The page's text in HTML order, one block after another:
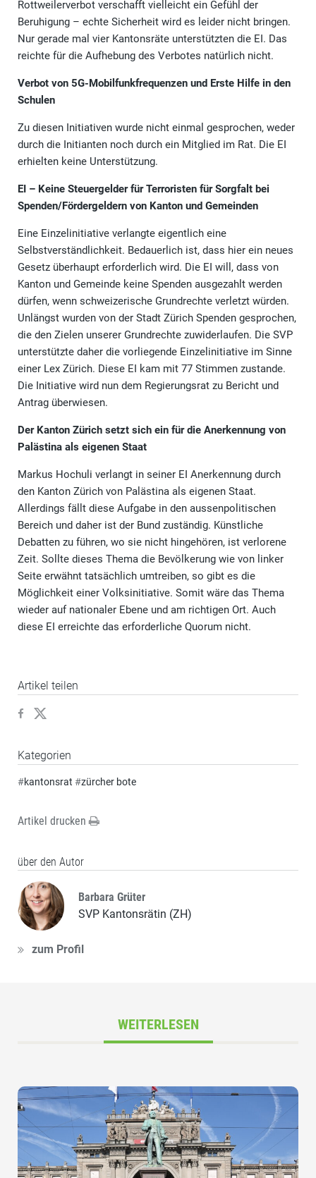
Rottweilerverbot verschafft vielleicht ein Gefühl der
Beruhigung – echte Sicherheit wird es leider nicht bringen.
Nur gerade mal vier Kantonsräte unterstützten die EI. Das
reichte für die Aufhebung des Verbotes natürlich nicht.
Verbot von 5G-Mobilfunkfrequenzen und Erste Hilfe in den
Schulen
Zu diesen Initiativen wurde nicht einmal gesprochen, weder
durch die Initianten noch durch ein Mitglied im Rat. Die EI
erhielten keine Unterstützung.
EI – Keine Steuergelder für Terroristen für Sorgfalt bei
Spenden/Fördergeldern von Kanton und Gemeinden
Eine Einzelinitiative verlangte eigentlich eine
Selbstverständlichkeit. Bedauerlich ist, dass hier ein neues
Gesetz überhaupt erforderlich wird. Die EI will, dass von
Kanton und Gemeinde keine Spenden ausgezahlt werden
dürfen, wenn schweizerische Grundrechte verletzt würden.
Unlängst wurden von der Stadt Zürich Spenden gesprochen,
die den Zielen unserer Grundrechte zuwiderlaufen. Die SVP
unterstützte daher die vorliegende Einzelinitiative im Sinne
einer Lex Zürich. Diese EI kam mit 77 Stimmen zustande.
Die Initiative wird nun dem Regierungsrat zu Bericht und
Antrag überwiesen.
Der Kanton Zürich setzt sich ein für die Anerkennung von
Palästina als eigenen Staat
Markus Hochuli verlangt in seiner EI Anerkennung durch
den Kanton Zürich von Palästina als eigenen Staat.
Allerdings fällt diese Aufgabe in den aussenpolitischen
Bereich und daher ist der Bund zuständig. Künstliche
Debatten zu führen, wo sie nicht hingehören, ist verlorene
Zeit. Sollte dieses Thema die Bevölkerung wie von linker
Seite erwähnt tatsächlich umtreiben, so gibt es die
Möglichkeit einer Volksinitiative. Somit wäre das Thema
wieder auf nationaler Ebene und am richtigen Ort. Auch
diese EI erreichte das erforderliche Quorum nicht.
Artikel teilen
Kategorien
#kantonsrat #zürcher bote
Artikel drucken
über den Autor
Barbara Grüter
SVP Kantonsrätin (ZH)
zum Profil
WEITERLESEN